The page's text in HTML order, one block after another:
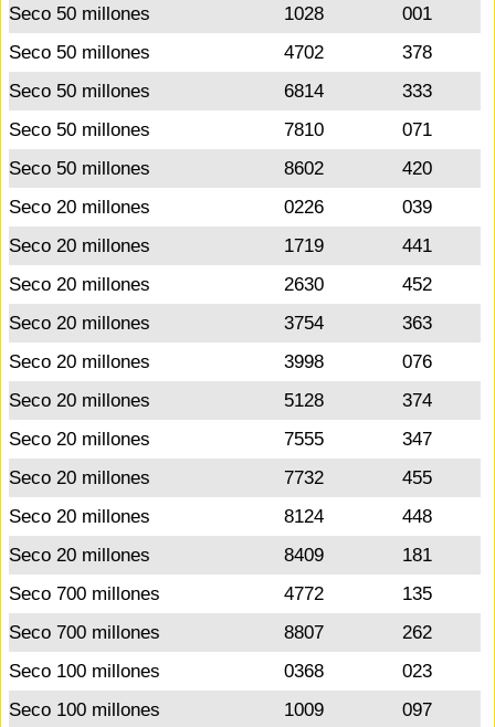
Seco 50 millones
1028
001
Seco 50 millones
4702
378
Seco 50 millones
6814
333
Seco 50 millones
7810
071
Seco 50 millones
8602
420
Seco 20 millones
0226
039
Seco 20 millones
1719
441
Seco 20 millones
2630
452
Seco 20 millones
3754
363
Seco 20 millones
3998
076
Seco 20 millones
5128
374
Seco 20 millones
7555
347
Seco 20 millones
7732
455
Seco 20 millones
8124
448
Seco 20 millones
8409
181
Seco 700 millones
4772
135
Seco 700 millones
8807
262
Seco 100 millones
0368
023
Seco 100 millones
1009
097